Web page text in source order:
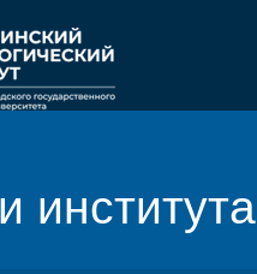
института